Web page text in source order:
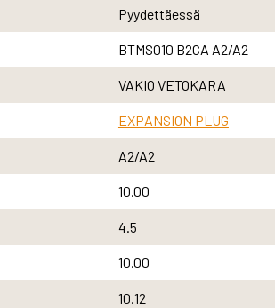
Pyydettäessä
BTMS010 B2CA A2/A2
VAKIO VETOKARA
EXPANSION PLUG
A2/A2
10.00
4.5
10.00
10.12